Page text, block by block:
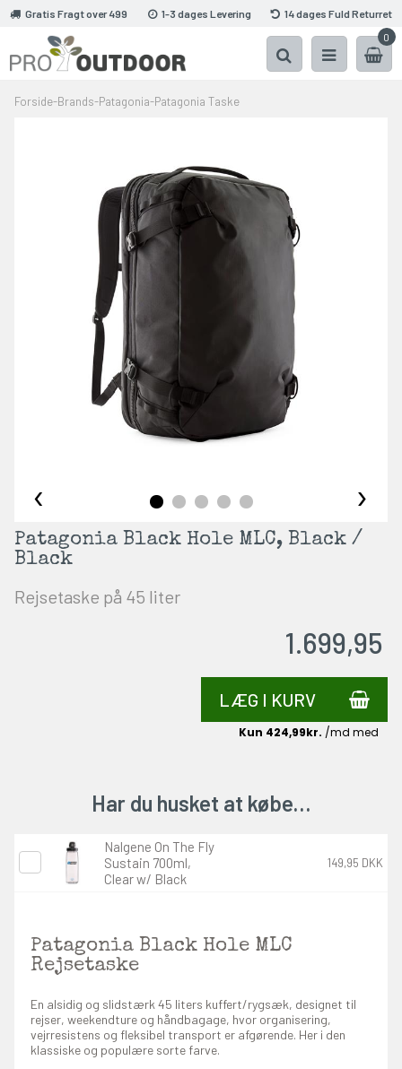
Gratis Fragt over 499 1-3 dages Levering
14 dages Fuld Returret
0
Forside-Brands-Patagonia-Patagonia Taske
‹ ›
Patagonia Black Hole MLC, Black /
Black
Rejsetaske på 45 liter
1.699,95
LÆG I KURV
Har du husket at købe…
Nalgene On The Fly
Sustain 700ml,
Clear w/ Black
149,95 DKK
Patagonia Black Hole MLC
Rejsetaske
En alsidig og slidstærk 45 liters kuffert/rygsæk, designet til
rejser, weekendture og håndbagage, hvor organisering,
vejrresistens og fleksibel transport er afgørende. Her i den
klassiske og populære sorte farve.